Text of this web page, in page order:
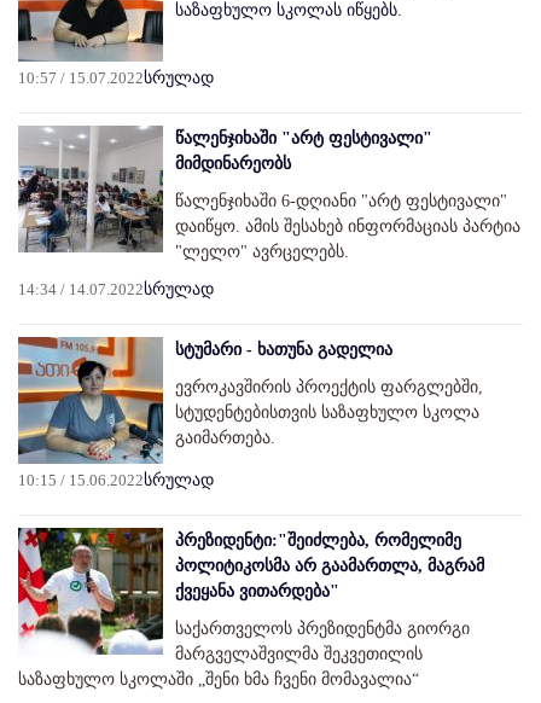
საზაფხულო სკოლას იწყებს.
10:57 / 15.07.2022სრულად
წალენჯიხაში "არტ ფესტივალი"
მიმდინარეობს
წალენჯიხაში 6-დღიანი "არტ ფესტივალი"
დაიწყო. ამის შესახებ ინფორმაციას პარტია
"ლელო" ავრცელებს.
14:34 / 14.07.2022სრულად
სტუმარი - ხათუნა გადელია
ევროკავშირის პროექტის ფარგლებში,
სტუდენტებისთვის საზაფხულო სკოლა
გაიმართება.
10:15 / 15.06.2022სრულად
პრეზიდენტი:"შეიძლება, რომელიმე
პოლიტიკოსმა არ გაამართლა, მაგრამ
ქვეყანა ვითარდება"
საქართველოს პრეზიდენტმა გიორგი
მარგველაშვილმა შეკვეთილის
საზაფხულო სკოლაში „შენი ხმა ჩვენი მომავალია“